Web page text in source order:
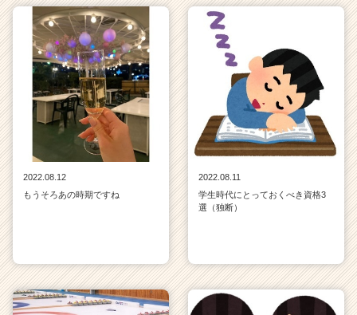
2022.08.12
もうそろあの時期ですね
2022.08.11
学生時代にとっておくべき資格3
選（独断）